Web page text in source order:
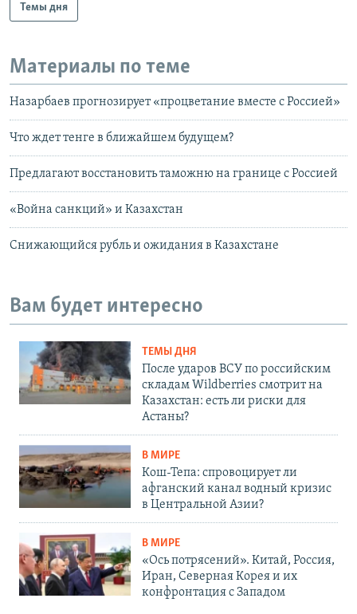
Темы дня
Материалы по теме
Назарбаев прогнозирует «процветание вместе с Россией»
Что ждет тенге в ближайшем будущем?
Предлагают восстановить таможню на границе с Россией
«Война санкций» и Казахстан
Снижающийся рубль и ожидания в Казахстане
Вам будет интересно
ТЕМЫ ДНЯ
После ударов ВСУ по российским
складам Wildberries смотрит на
Казахстан: есть ли риски для
Астаны?
В МИРЕ
Кош-Тепа: спровоцирует ли
афганский канал водный кризис
в Центральной Азии?
В МИРЕ
«Ось потрясений». Китай, Россия,
Иран, Северная Корея и их
конфронтация с Западом